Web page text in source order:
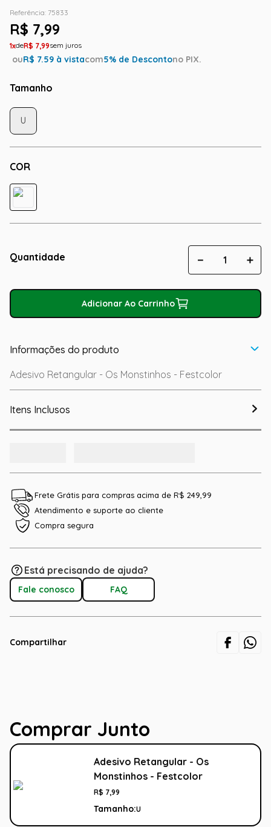
Referência: 75833
R$ 7,99
1 R$ 7,99
ouR$ 7.59 à vistacom5% de Descontono PIX.
Tamanho
COR
U
Quantidade ＋
－
Adicionar Ao Carrinho
Informações do produto
Adesivo Retangular - Os Monstinhos - Festcolor
Itens Inclusos
Frete Grátis para compras acima de R$ 249,99
Atendimento e suporte ao cliente
Compra segura
Está precisando de ajuda?
Fale conosco FAQ
Compartilhar
Comprar Junto
Adesivo Retangular - Os
Monstinhos - Festcolor
R$ 7,99
Tamanho:U